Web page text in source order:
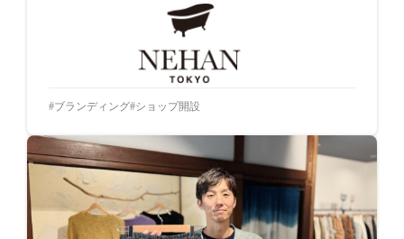
ブランディング ショップ開設